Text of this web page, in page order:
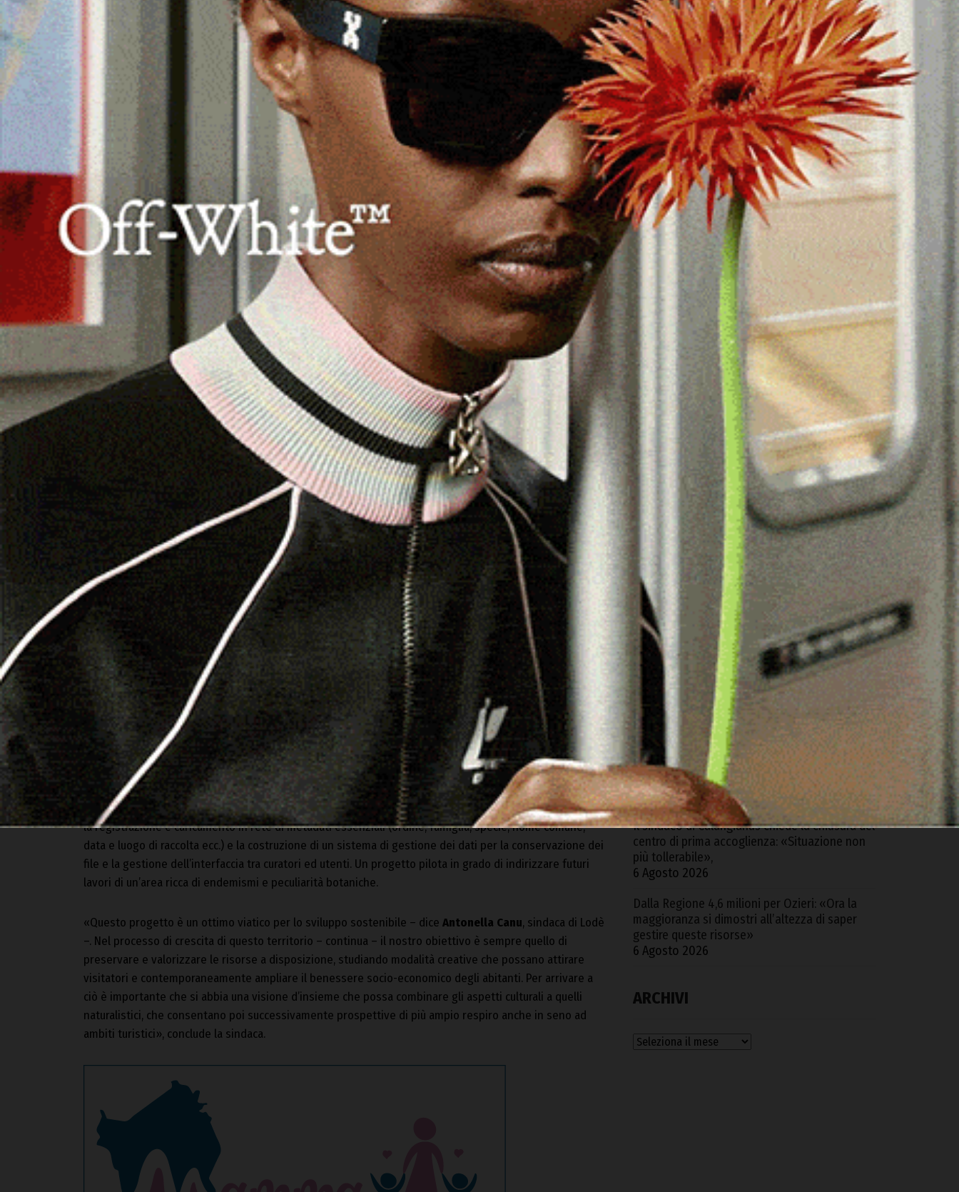
Con l’obiettivo di valorizzare la ricca biodiversità locale, ilCentro di Educazione Ambientale e alla
Sostenibilità
Montalbo diLodè(NU) e lo stesso Comune hanno creato unerbario digitalesulle
piante del Monte Albo. L’iniziativa è stata possibile grazie al bandosullacomunicazione della Regione
Autonoma della Sardegna per promuovere progetti
per la realizzazione, il potenziamento e/o
l’ ammodernamento dei sistemimultimediali edi comunicazione digitale dei CEAS.
Gli erbari hanno da sempre rappresentato una testimonianza fondamentale della ricerca botanica.
Attraverso queste “strutture”, si è potuto accumulare e conservare la conoscenza generata dai botanici
nel corso dei secoli e trasmetterla di generazione in generazione. Sebbene i campioni di erbario siano
fondamentali per la ricerca botanica, hanno il problema di essere oggetti fisici, e la loro consultazione
richiede che gli utenti (o gli studiosi) si debbano spostare materialmente presso l’erbario. La loro
digitalizzazione permette invece una maggiore divulgazione poiché ne semplifica l’accesso
all’informazione.
La digitalizzazione della collezione botanica del CEAS Montalbo Lodè è il primo passo per la creazione
di un erbario virtuale Comunale più ampio, che permette l’acquisizione di immagini ad alta definizione e
la registrazione e caricamento in rete di metadati essenziali (ordine, famiglia, specie, nome comune,
data e luogo di raccolta ecc.) e la costruzione di un sistema di gestione dei dati per la conservazione dei
file e la gestione dell’interfaccia tra curatori ed utenti. Un progetto pilota in grado di indirizzare futuri
lavori di un’area ricca di endemismi e peculiarità botaniche.
«Questo progetto è un ottimo viatico per lo sviluppo sostenibile – dice Antonella Canu, sindaca di Lodè
–. Nel processo di crescita di questo territorio – continua – il nostro obiettivo è sempre quello di
preservare e valorizzare le risorse a disposizione, studiando modalità creative che possano attirare
visitatori e contemporaneamente ampliare il benessere socio-economico degli abitanti. Per arrivare a
ciò è importante che si abbia una visione d’insieme che possa combinare gli aspetti culturali a quelli
naturalistici, che consentano poi successivamente prospettive di più ampio respiro anche in seno ad
ambiti turistici», conclude la sindaca.
ARTICOLI RECENTI
Valledoria. Spacciava dalla finestra di casa,
arrestato
7 Agosto 2026
Olbia, riaperta dopo 13 anni la strada di Monte
Pino
7 Agosto 2026
Calangianus ospita il “Forum della filiera
bovina”
6 Agosto 2026
Il sindaco di Calangianus chiede la chiusura del
centro di prima accoglienza: «Situazione non
più tollerabile»,
6 Agosto 2026
Dalla Regione 4,6 milioni per Ozieri: «Ora la
maggioranza si dimostri all’altezza di saper
gestire queste risorse»
6 Agosto 2026
ARCHIVI
Archivi